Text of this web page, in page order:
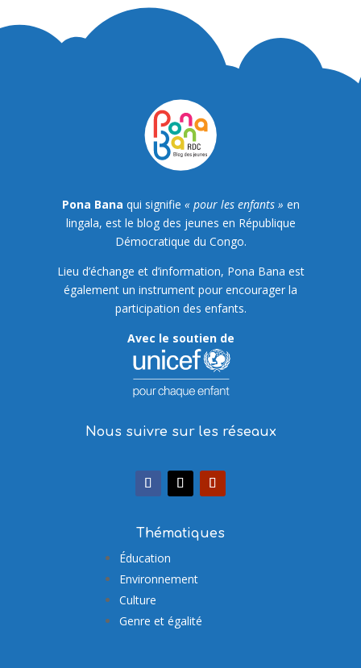
Pona Bana qui signifie « pour les enfants » en
lingala, est le blog des jeunes en République
Démocratique du Congo.
Lieu d’échange et d’information, Pona Bana est
également un instrument pour encourager la
participation des enfants.
Avec le soutien de
Nous suivre sur les réseaux
Thématiques
Éducation
Environnement
Culture
Genre et égalité